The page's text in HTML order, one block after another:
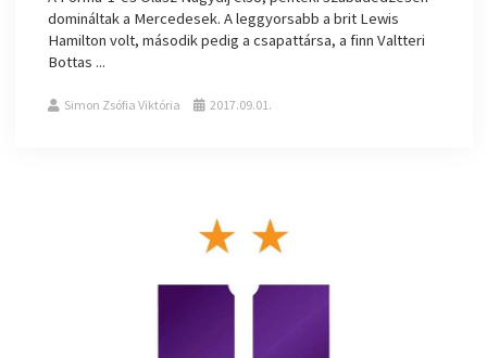
domináltak a Mercedesek. A leggyorsabb a brit Lewis
Hamilton volt, második pedig a csapattársa, a finn Valtteri
Bottas ...
Simon Zsófia Viktória 2017.09.01.